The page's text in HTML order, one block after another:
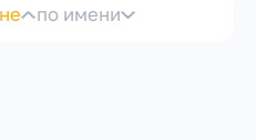
по имени